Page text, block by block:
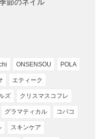
節のネイル
ONSENSOU POLA
エティーク
ズ クリスマスコフレ
グラマティカル コバコ
スキンケア